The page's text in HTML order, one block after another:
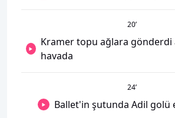
20’
Kramer topu ağlara gönderdi
havada
24’
Ballet'in şutunda Adil golü